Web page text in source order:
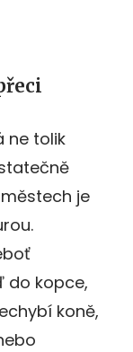
ne tolik
je
do kopce,
koně,